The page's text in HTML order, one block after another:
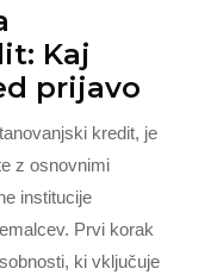
Kaj
prijavo
kredit, je
z osnovnimi
institucije
Prvi korak
ki vključuje